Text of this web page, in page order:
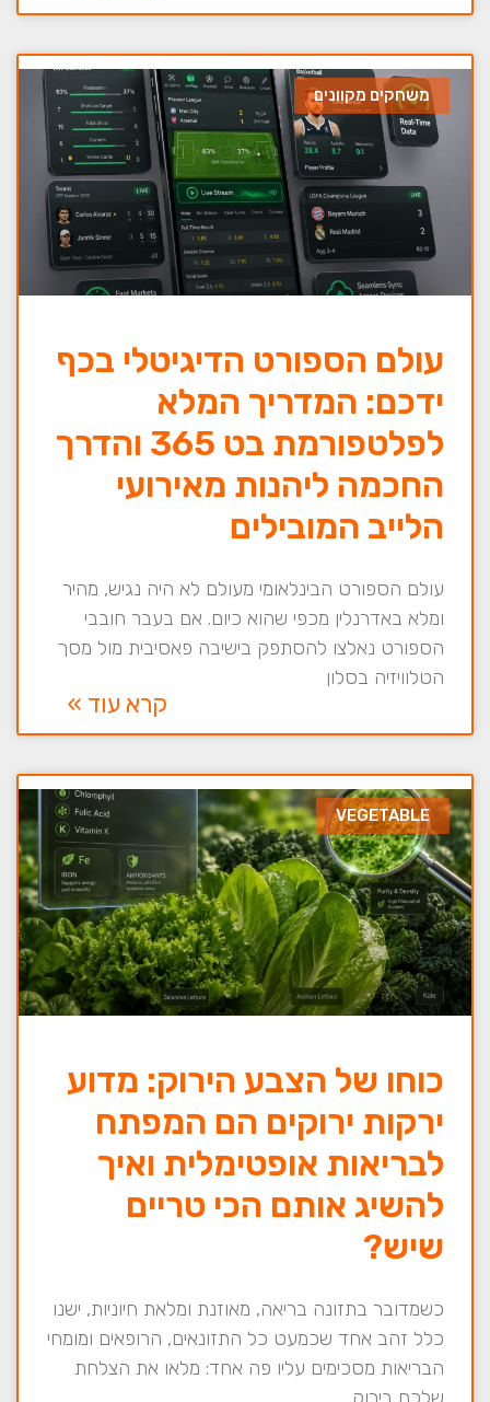
משחקים מקוונים
עולם הספורט הדיגיטלי בכף
ידכם: המדריך המלא
לפלטפורמת בט 365 והדרך
החכמה ליהנות מאירועי
הלייב המובילים
עולם הספורט הבינלאומי מעולם לא היה נגיש, מהיר
ומלא באדרנלין מכפי שהוא כיום. אם בעבר חובבי
הספורט נאלצו להסתפק בישיבה פאסיבית מול מסך
הטלוויזיה בסלון
קרא עוד »
VEGETABLE
כוחו של הצבע הירוק: מדוע
ירקות ירוקים הם המפתח
לבריאות אופטימלית ואיך
להשיג אותם הכי טריים
שיש?
כשמדובר בתזונה בריאה, מאוזנת ומלאת חיוניות, ישנו
כלל זהב אחד שכמעט כל התזונאים, הרופאים ומומחי
הבריאות מסכימים עליו פה אחד: מלאו את הצלחת
שלכם בירוק.